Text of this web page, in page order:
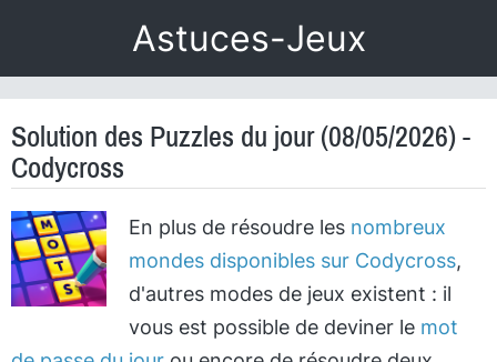
Astuces-Jeux
Solution des Puzzles du jour (08/05/2026) -
Codycross
En plus de résoudre les nombreux
mondes disponibles sur Codycross,
d'autres modes de jeux existent : il
vous est possible de deviner le mot